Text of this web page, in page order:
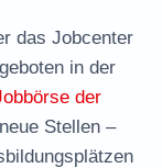
das Jobcenter
in der
der
Stellen –